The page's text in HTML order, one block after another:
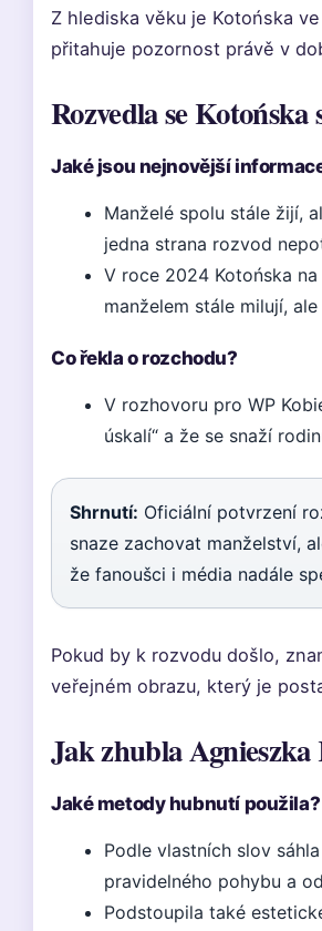
Z hlediska věku je Kotońska
přitahuje pozornost právě v
Rozvedla se Kotońska
Jaké jsou nejnovější
Manželé spolu stále žijí,
jedna strana rozvod
V roce 2024 Kotońska
manželem stále milují,
Co řekla o rozchodu?
V rozhovoru pro WP
úskalí“ a že se snaží
Shrnutí: Oficiální potvrzení
snaze zachovat manželství,
že fanoušci i média nadále
Pokud by k rozvodu došlo,
veřejném obrazu, který je
Jak zhubla Agnieszka
Jaké metody hubnutí použila?
Podle vlastních slov
pravidelného pohybu a
Podstoupila také